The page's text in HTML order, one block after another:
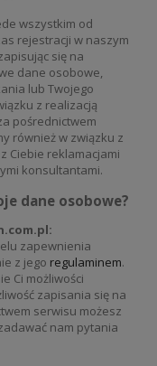
wszystkim od
rejestracji w naszym
się na
dane osobowe,
lub Twojego
z realizacją
pośrednictwem
również w związku z
Ciebie reklamacjami
konsultantami.
dane osobowe?
zapewnienia
z jego regulaminem.
Ci możliwości
zapisania się na
serwisu możesz
nam pytania